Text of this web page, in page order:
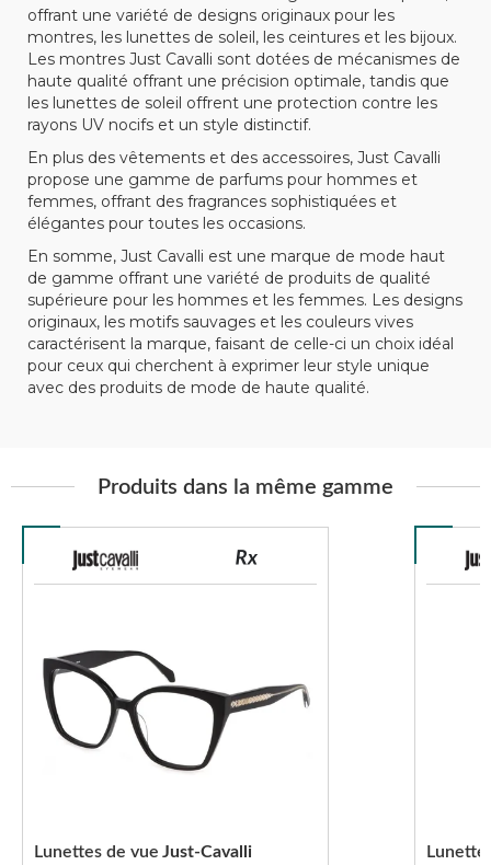
offrant une variété de designs originaux pour les
montres, les lunettes de soleil, les ceintures et les bijoux.
Les montres Just Cavalli sont dotées de mécanismes de
haute qualité offrant une précision optimale, tandis que
les lunettes de soleil offrent une protection contre les
rayons UV nocifs et un style distinctif.
En plus des vêtements et des accessoires, Just Cavalli
propose une gamme de parfums pour hommes et
femmes, offrant des fragrances sophistiquées et
élégantes pour toutes les occasions.
En somme, Just Cavalli est une marque de mode haut
de gamme offrant une variété de produits de qualité
supérieure pour les hommes et les femmes. Les designs
originaux, les motifs sauvages et les couleurs vives
caractérisent la marque, faisant de celle-ci un choix idéal
pour ceux qui cherchent à exprimer leur style unique
avec des produits de mode de haute qualité.
Produits dans la même gamme
Lunettes de vue Just-Cavalli